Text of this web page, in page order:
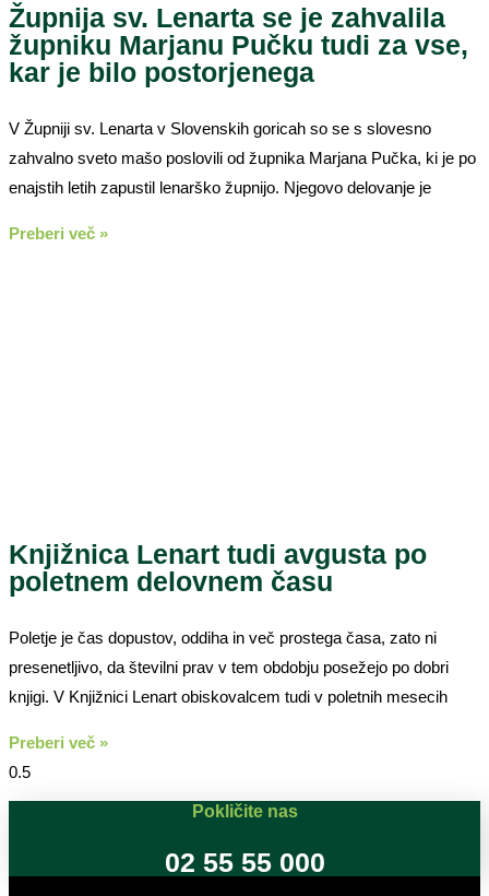
Župnija sv. Lenarta se je zahvalila
župniku Marjanu Pučku tudi za vse,
kar je bilo postorjenega
V Župniji sv. Lenarta v Slovenskih goricah so se s slovesno
zahvalno sveto mašo poslovili od župnika Marjana Pučka, ki je po
enajstih letih zapustil lenarško župnijo. Njegovo delovanje je
Preberi več »
Knjižnica Lenart tudi avgusta po
poletnem delovnem času
Poletje je čas dopustov, oddiha in več prostega časa, zato ni
presenetljivo, da številni prav v tem obdobju posežejo po dobri
knjigi. V Knjižnici Lenart obiskovalcem tudi v poletnih mesecih
Preberi več »
Pokličite nas
02 55 55 000